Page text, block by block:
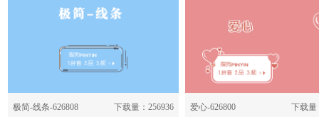
分享：
极简-线条-626808
下载量：256936
爱心-626800
下载量